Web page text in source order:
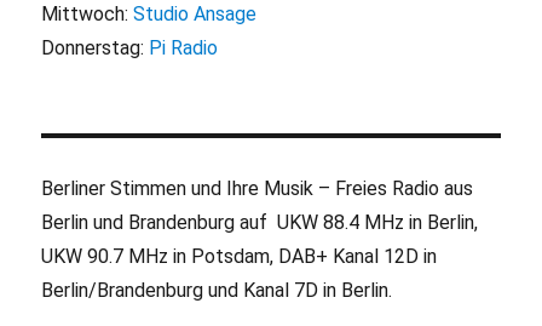
Mittwoch:Studio Ansage
Donnerstag: Pi Radio
Berliner Stimmen und Ihre Musik – Freies Radio aus
Berlin und Brandenburg auf UKW 88.4 MHz in Berlin,
UKW 90.7 MHz in Potsdam, DAB+ Kanal 12D in
Berlin/Brandenburg und Kanal 7D in Berlin.